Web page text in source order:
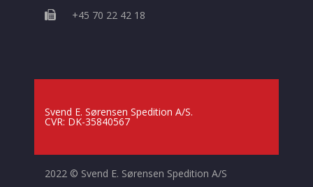
+45 70 22 42 18
Svend E. Sørensen Spedition A/S.
CVR: DK-35840567
2022 © Svend E. Sørensen Spedition A/S